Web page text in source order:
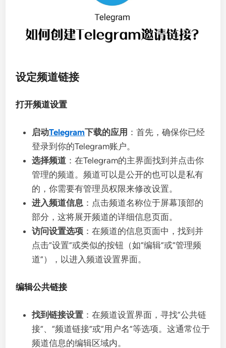
设定频道链接
打开频道设置
启动Telegram下载的应用 ：首先，确保你已经
登录到你的Telegram账户。
选择频道 ：在Telegram的主界面找到并点击你
管理的频道。频道可以是公开的也可以是私有
的，你需要有管理员权限来修改设置。
进入频道信息 ：点击频道名称位于屏幕顶部的
部分，这将展开频道的详细信息页面。
访问设置选项 ：在频道的信息页面中，找到并
点击“设置”或类似的按钮（如“编辑”或“管理频
道”），以进入频道设置界面。
编辑公共链接
找到链接设置 ：在频道设置界面，寻找“公共链
接”、“频道链接”或“用户名”等选项。这通常位于
频道信息的编辑区域内。